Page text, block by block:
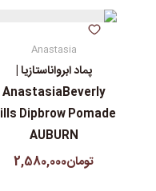
Anastasia
پماد ابرواناستازیا |
AnastasiaBeverly
Dipbrow Pomade
AUBURN
تومان2,580,000